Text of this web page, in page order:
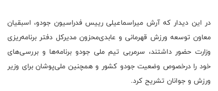
در این دیدار که آرش میراسماعیلی رییس فدراسیون جودو، اسبقیان
معاون توسعه ورزش قهرمانی و عابدی‌محزون مدیرکل دفتر برنامه‌ریزی
وزارت حضور داشتند، سرمربی تیم ملی جودو برنامه‌ها و بررسی‌های
خود را درخصوص وضعیت جودو کشور و همچنین ملی‌پوشان برای وزیر
ورزش و جوانان تشریح کرد.